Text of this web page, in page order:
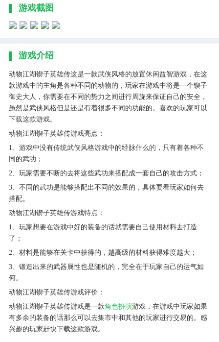
游戏截图
游戏介绍
动物江湖锲子英雄传这是一款武侠风格的放置休闲益智游戏，在这
款游戏中的主角是各种不同的动物的，玩家在游戏中将是一个锲子
御史大人，你需要在不同的势力之间进行周旋来保证自己的安全，
虽然是武侠风格但是还是有着很多不同的功能的。喜欢的玩家可以
下载这款游戏。
动物江湖锲子英雄传游戏亮点：
1、游戏中没有传统武侠风格游戏中的经脉什么的，只有着各种不
同的武功；
2、玩家需要不断的去将这些武功来搭配成一套自己的攻击方式；
3、不同的武功是能够搭配出不同的效果的，具体要看玩家如何去
搭配。
动物江湖锲子英雄传游戏特点：
1、玩家想要在游戏中好的装备的话就需要自己使用材料去打造
了；
2、材料是能够在关卡中获得的，越高级的材料获得难度越大；
3、锻造出来的武器属性也是随机的，完全在于玩家自己的运气如
何。
动物江湖锲子英雄传游戏评价：
动物江湖锲子英雄传游戏是一款角色扮演游戏，在游戏中玩家如果
有多余的装备的话那么可以去集市中和其他的玩家进行交易的。感
兴趣的玩家赶快下载这款游戏。